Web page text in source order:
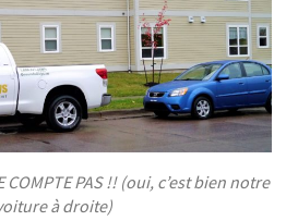
COMPTE PAS !! (oui, c’est bien notre
à droite)